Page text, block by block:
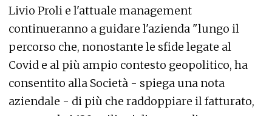
Livio Proli e l'attuale management
continueranno a guidare l'azienda "lungo il
percorso che, nonostante le sfide legate al
Covid e al più ampio contesto geopolitico, ha
consentito alla Società - spiega una nota
aziendale - di più che raddoppiare il fatturato,